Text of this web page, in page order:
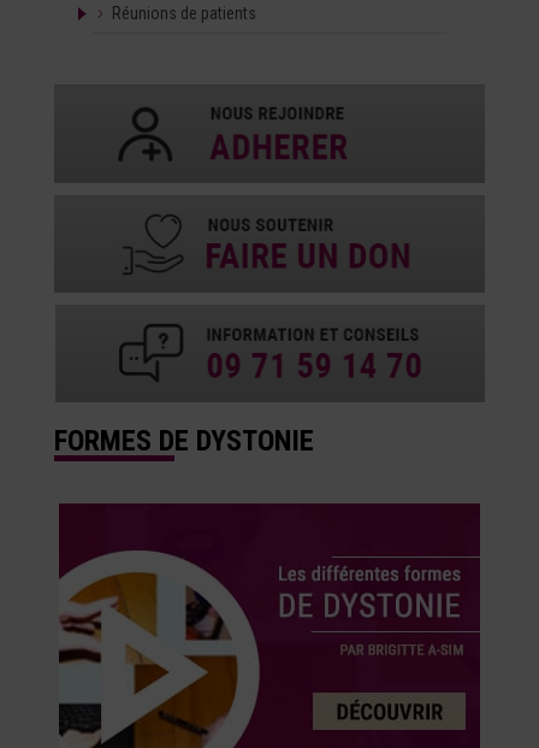
Réunions de patients
FORMES DE DYSTONIE